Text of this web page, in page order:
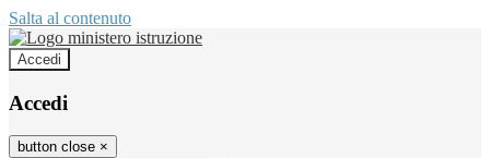
Salta al contenuto
Accedi
Accedi
button close ×